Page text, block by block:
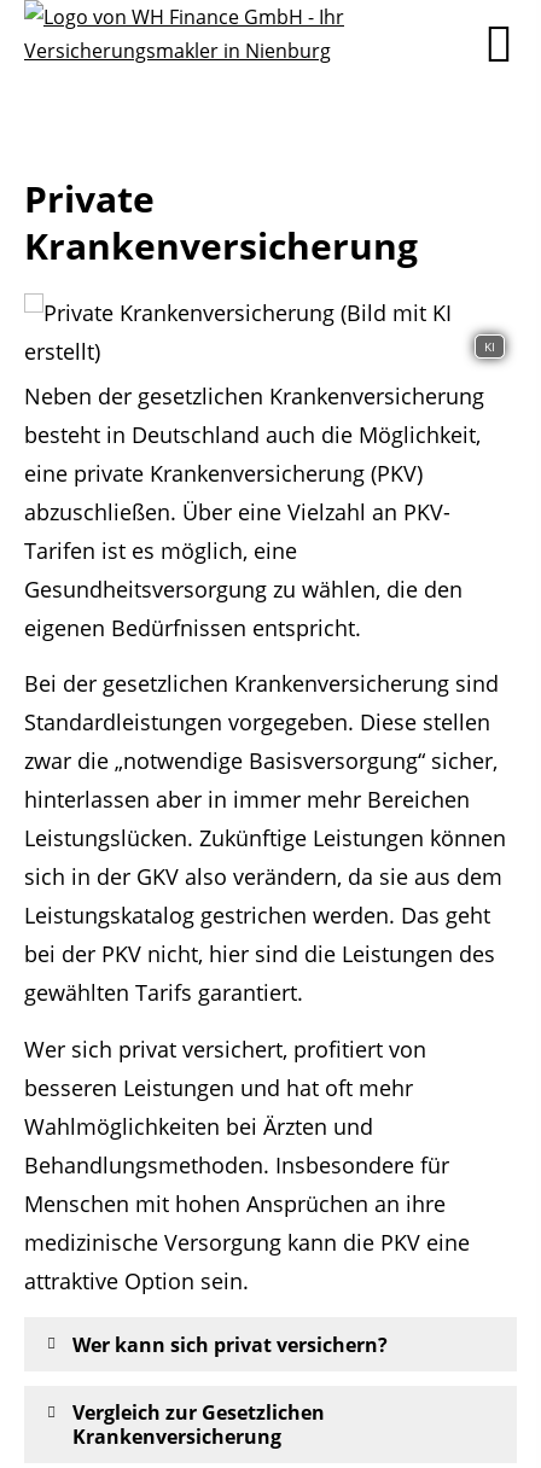
Private
Krankenversicherung
KI
Neben der gesetzlichen Krankenversicherung
besteht in Deutschland auch die Möglichkeit,
eine private Krankenversicherung (PKV)
abzuschließen. Über eine Vielzahl an PKV-
Tarifen ist es möglich, eine
Gesundheitsversorgung zu wählen, die den
eigenen Bedürfnissen entspricht.
Bei der gesetzlichen Krankenversicherung sind
Standardleistungen vorgegeben. Diese stellen
zwar die „notwendige Basisversorgung“ sicher,
hinterlassen aber in immer mehr Bereichen
Leistungslücken. Zukünftige Leistungen können
sich in der GKV also verändern, da sie aus dem
Leistungskatalog gestrichen werden. Das geht
bei der PKV nicht, hier sind die Leistungen des
gewählten Tarifs garantiert.
Wer sich privat versichert, profitiert von
besseren Leistungen und hat oft mehr
Wahlmöglichkeiten bei Ärzten und
Behandlungsmethoden. Insbesondere für
Menschen mit hohen Ansprüchen an ihre
medizinische Versorgung kann die PKV eine
attraktive Option sein.
Wer kann sich privat versichern?
Vergleich zur Gesetzlichen
Krankenversicherung